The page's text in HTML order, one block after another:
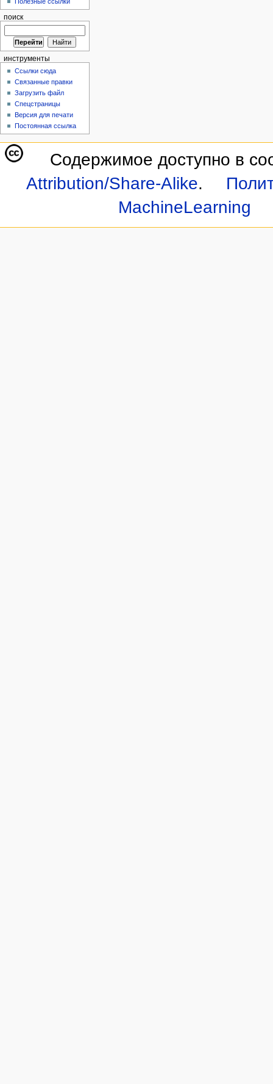
поиск
инструменты
Ссылки сюда
Связанные правки
Загрузить файл
Спецстраницы
Версия для печати
Постоянная ссылка
Содержимое доступно в
Attribution/Share-Alike.
MachineLearning